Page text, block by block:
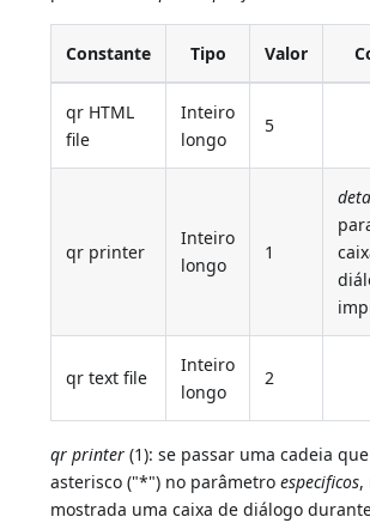
Constante Tipo Valor
qr HTML
file
Inteiro
longo
5
qr printer
Inteiro
longo
1
qr text file
Inteiro
longo
2
qr printer (1): se passar uma cadeia
asterisco ("*") no parâmetroespecificos,
mostrada uma caixa de diálogo